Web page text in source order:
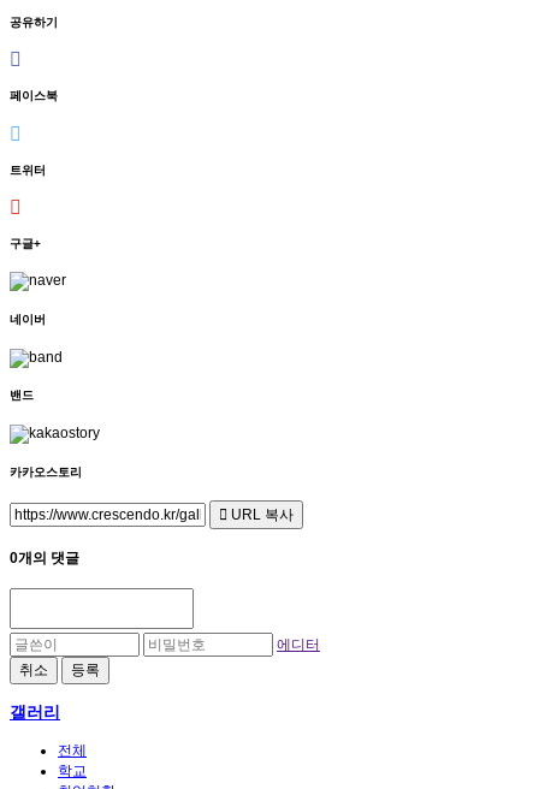
공유하기
페이스북
트위터
구글+
네이버
밴드
카카오스토리
URL 복사
0개의 댓글
에디터
취소
등록
갤러리
전체
학교